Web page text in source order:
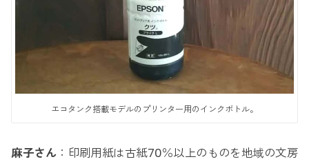
エコタンク搭載モデルのプリンター用のインクボトル。
麻子さん ：印刷用紙は古紙70％以上のものを地域の文房